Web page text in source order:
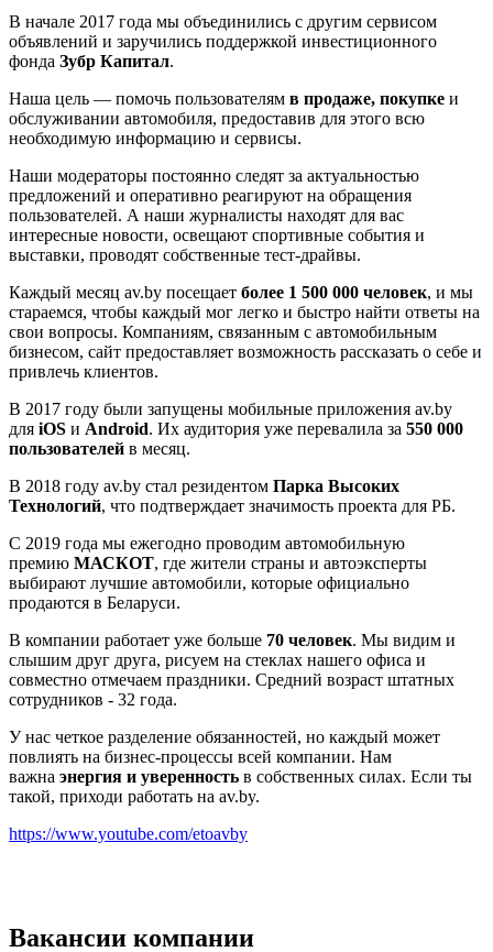
В начале 2017 года мы объединились с другим сервисом
объявлений и заручились поддержкой инвестиционного
фонда Зубр Капитал.
Наша цель — помочь пользователям в продаже, покупке и
обслуживании автомобиля, предоставив для этого всю
необходимую информацию и сервисы.
Наши модераторы постоянно следят за актуальностью
предложений и оперативно реагируют на обращения
пользователей. А наши журналисты находят для вас
интересные новости, освещают спортивные события и
выставки, проводят собственные тест-драйвы.
Каждый месяц av.by посещает более 1 500 000 человек, и мы
стараемся, чтобы каждый мог легко и быстро найти ответы на
свои вопросы. Компаниям, связанным с автомобильным
бизнесом, сайт предоставляет возможность рассказать о себе и
привлечь клиентов.
В 2017 году были запущены мобильные приложения av.by
для iOS и Android. Их аудитория уже перевалила за 550 000
пользователей в месяц.
В 2018 году av.by стал резидентом Парка Высоких
Технологий, что подтверждает значимость проекта для РБ.
С 2019 года мы ежегодно проводим автомобильную
премию МАСКОТ, где жители страны и автоэксперты
выбирают лучшие автомобили, которые официально
продаются в Беларуси.
В компании работает уже больше 70 человек. Мы видим и
слышим друг друга, рисуем на стеклах нашего офиса и
совместно отмечаем праздники. Средний возраст штатных
сотрудников - 32 года.
У нас четкое разделение обязанностей, но каждый может
повлиять на бизнес-процессы всей компании. Нам
важна энергия и уверенность в собственных силах. Если ты
такой, приходи работать на av.by.
https://www.youtube.com/etoavby
Вакансии компании